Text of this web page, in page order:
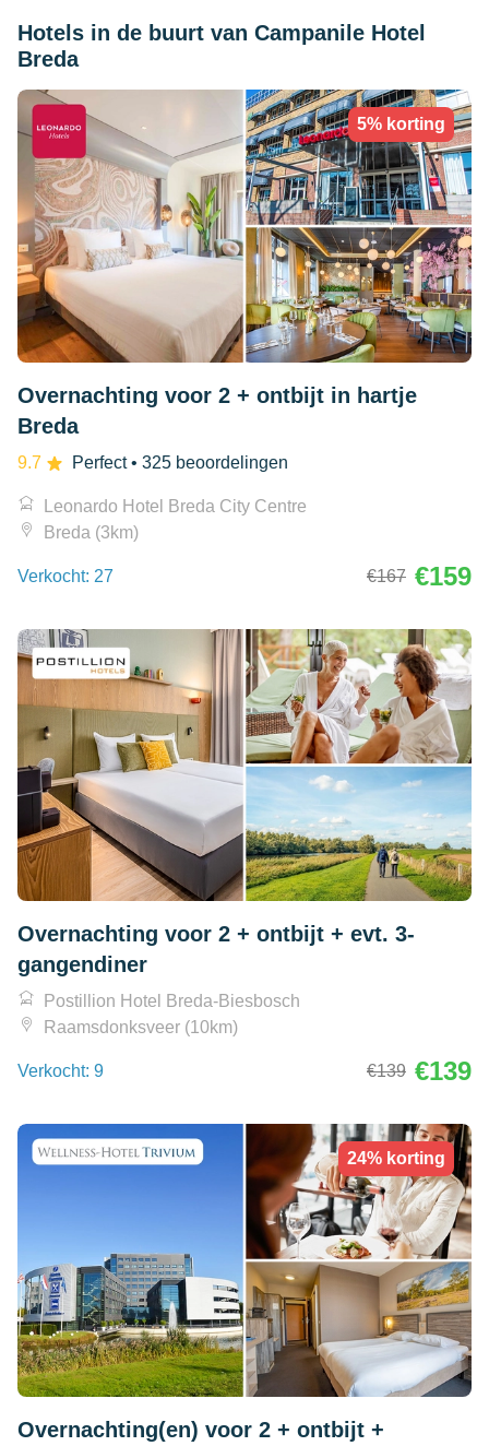
Hotels in de buurt van Campanile Hotel
Breda
5% korting
Overnachting voor 2 + ontbijt in hartje
Breda
9.7 Perfect• 325 beoordelingen
Leonardo Hotel Breda City Centre
Breda (3km)
Verkocht: 27 €167 €159
Overnachting voor 2 + ontbijt + evt. 3-
gangendiner
Postillion Hotel Breda-Biesbosch
Raamsdonksveer (10km)
Verkocht: 9 €139 €139
24% korting
Overnachting(en) voor 2 + ontbijt +